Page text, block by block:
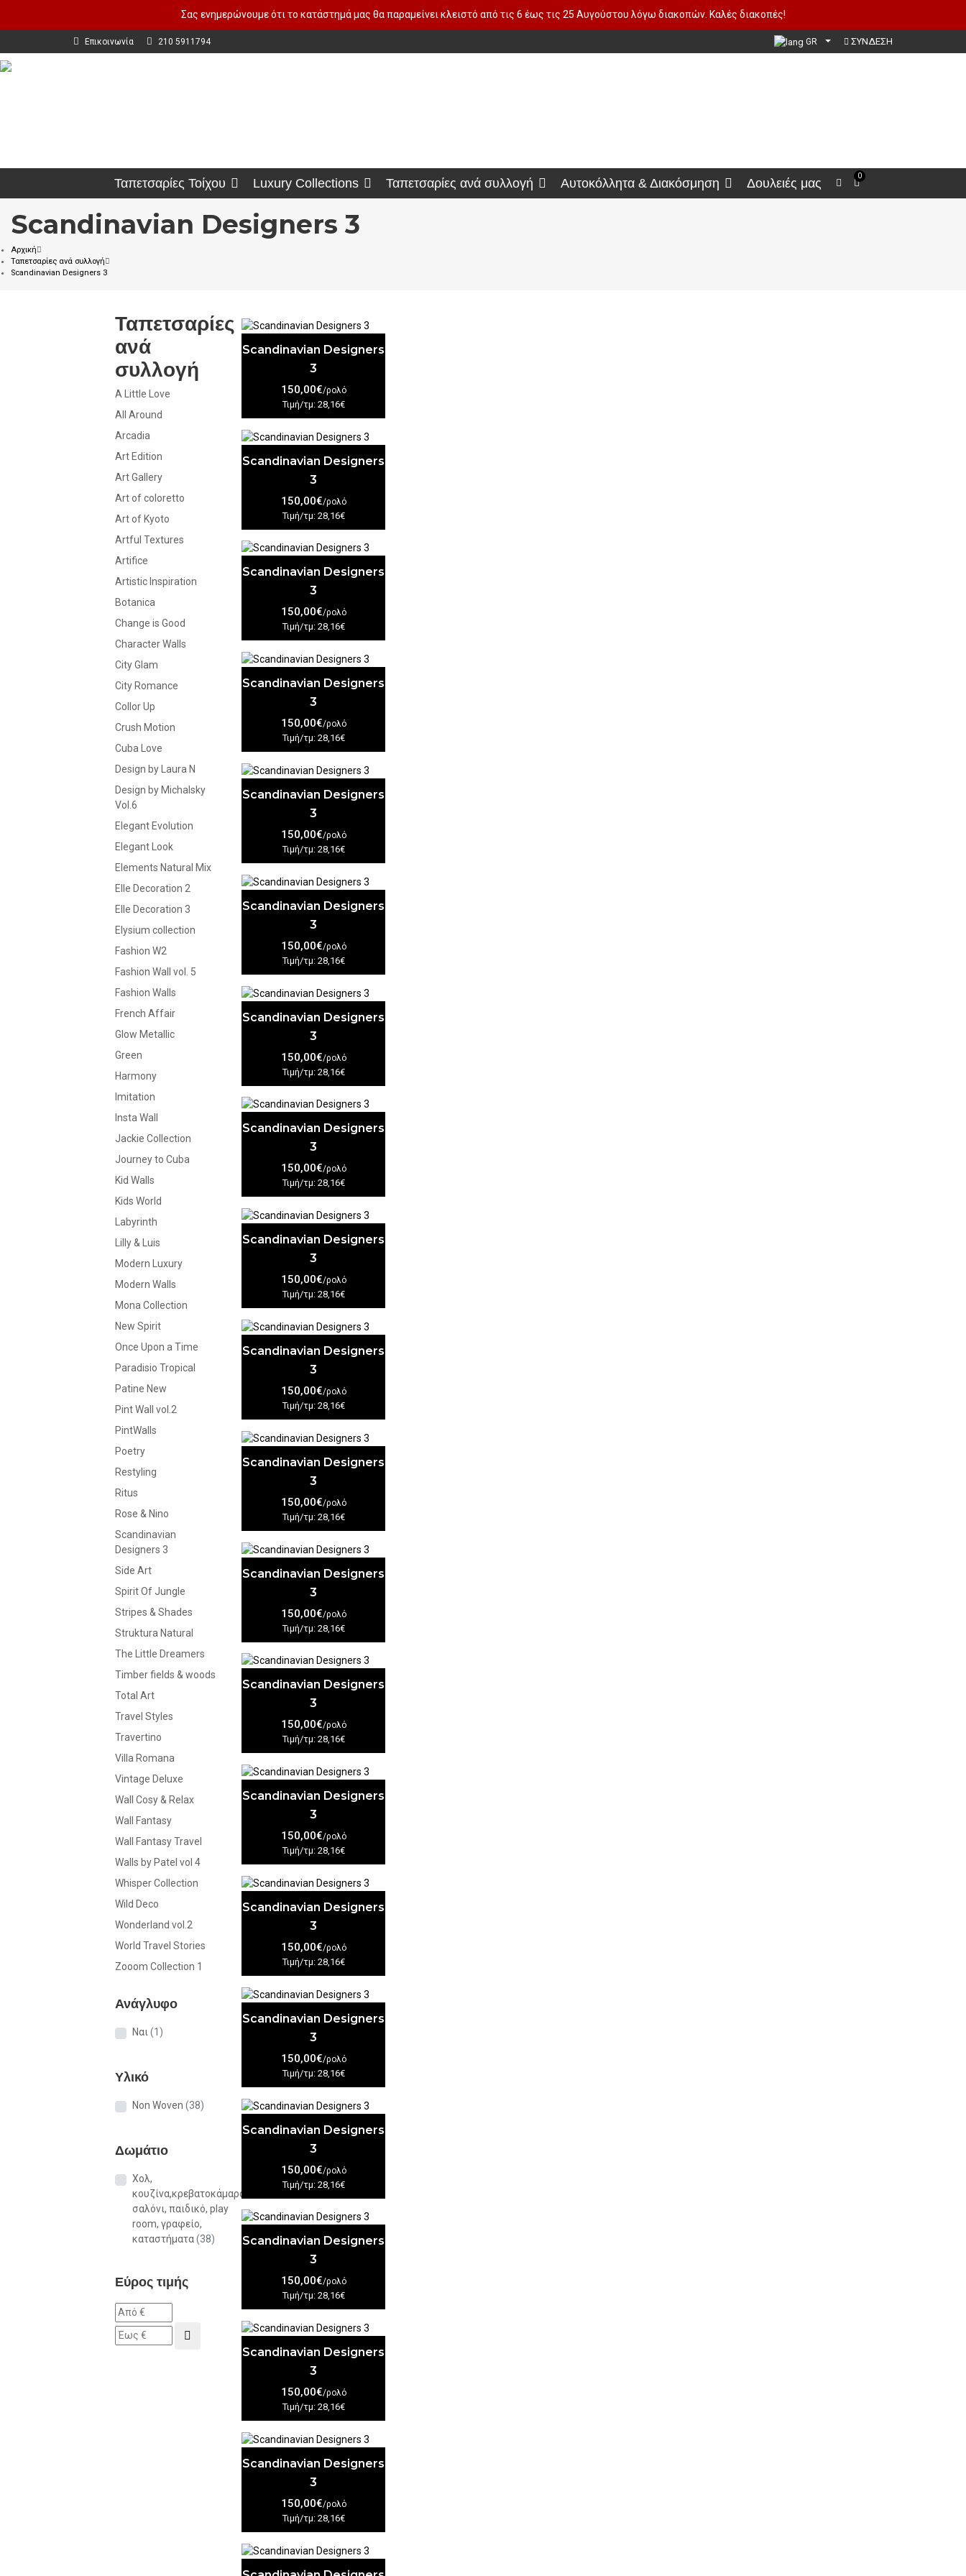
Σας ενημερώνουμε ότι το κατάστημά μας θα παραμείνει κλειστό από τις 6 έως τις 25 Αυγούστου λόγω διακοπών. Καλές διακοπές!
Επικοινωνία 210 5911794 GR ΣΥΝΔΕΣΗ
Ταπετσαρίες Τοίχου Luxury Collections Ταπετσαρίες ανά συλλογή Αυτοκόλλητα & Διακόσμηση Δουλειές μας
0
Scandinavian Designers 3
Αρχική
Ταπετσαρίες ανά συλλογή
Scandinavian Designers 3
Ταπετσαρίες
ανά
συλλογή
A Little Love
All Around
Arcadia
Art Edition
Art Gallery
Art of coloretto
Art of Kyoto
Artful Textures
Artifice
Artistic Inspiration
Botanica
Change is Good
Character Walls
City Glam
City Romance
Collor Up
Crush Motion
Cuba Love
Design by Laura N
Design by Michalsky
Vol.6
Elegant Evolution
Elegant Look
Elements Natural Mix
Elle Decoration 2
Elle Decoration 3
Elysium collection
Fashion W2
Fashion Wall vol. 5
Fashion Walls
French Affair
Glow Metallic
Green
Harmony
Imitation
Insta Wall
Jackie Collection
Journey to Cuba
Kid Walls
Kids World
Labyrinth
Lilly & Luis
Modern Luxury
Modern Walls
Mona Collection
New Spirit
Once Upon a Time
Paradisio Tropical
Patine New
Pint Wall vol.2
PintWalls
Poetry
Restyling
Ritus
Rose & Nino
Scandinavian
Designers 3
Side Art
Spirit Of Jungle
Stripes & Shades
Struktura Natural
The Little Dreamers
Timber fields & woods
Total Art
Travel Styles
Travertino
Villa Romana
Vintage Deluxe
Wall Cosy & Relax
Wall Fantasy
Wall Fantasy Travel
Walls by Patel vol 4
Whisper Collection
Wild Deco
Wonderland vol.2
World Travel Stories
Zooom Collection 1
Ανάγλυφο
Ναι (1)
Υλικό
Non Woven (38)
Δωμάτιο
Χολ,
κουζίνα,κρεβατοκάμαρα,
σαλόνι, παιδικό, play
room, γραφείο,
καταστήματα(38)
Εύρος τιμής
Scandinavian Designers
3
150,00€/ρολό
Τιμή/τμ: 28,16€
Scandinavian Designers
3
150,00€/ρολό
Τιμή/τμ: 28,16€
Scandinavian Designers
3
150,00€/ρολό
Τιμή/τμ: 28,16€
Scandinavian Designers
3
150,00€/ρολό
Τιμή/τμ: 28,16€
Scandinavian Designers
3
150,00€/ρολό
Τιμή/τμ: 28,16€
Scandinavian Designers
3
150,00€/ρολό
Τιμή/τμ: 28,16€
Scandinavian Designers
3
150,00€/ρολό
Τιμή/τμ: 28,16€
Scandinavian Designers
3
150,00€/ρολό
Τιμή/τμ: 28,16€
Scandinavian Designers
3
150,00€/ρολό
Τιμή/τμ: 28,16€
Scandinavian Designers
3
150,00€/ρολό
Τιμή/τμ: 28,16€
Scandinavian Designers
3
150,00€/ρολό
Τιμή/τμ: 28,16€
Scandinavian Designers
3
150,00€/ρολό
Τιμή/τμ: 28,16€
Scandinavian Designers
3
150,00€/ρολό
Τιμή/τμ: 28,16€
Scandinavian Designers
3
150,00€/ρολό
Τιμή/τμ: 28,16€
Scandinavian Designers
3
150,00€/ρολό
Τιμή/τμ: 28,16€
Scandinavian Designers
3
150,00€/ρολό
Τιμή/τμ: 28,16€
Scandinavian Designers
3
150,00€/ρολό
Τιμή/τμ: 28,16€
Scandinavian Designers
3
150,00€/ρολό
Τιμή/τμ: 28,16€
Scandinavian Designers
3
150,00€/ρολό
Τιμή/τμ: 28,16€
Scandinavian Designers
3
150,00€/ρολό
Τιμή/τμ: 28,16€